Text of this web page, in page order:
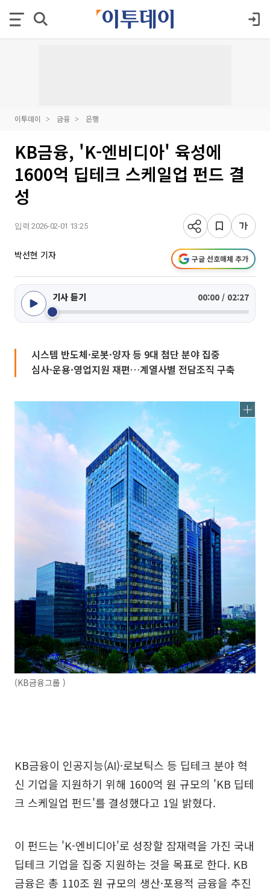
이투데이 금융 은행
KB금융, 'K-엔비디아' 육성에
1600억 딥테크 스케일업 펀드 결
성
입력 2026-02-01 13:25
박선현 기자 구글 선호매체 추가
기사 듣기 00:00 / 02:27
시스템 반도체·로봇·양자 등 9대 첨단 분야 집중
심사·운용·영업지원 재편…계열사별 전담조직 구축
(KB금융그룹 )
KB금융이 인공지능(AI)·로보틱스 등 딥테크 분야 혁
신 기업을 지원하기 위해 1600억 원 규모의 'KB 딥테
크 스케일업 펀드'를 결성했다고 1일 밝혔다.
이 펀드는 'K-엔비디아'로 성장할 잠재력을 가진 국내
딥테크 기업을 집중 지원하는 것을 목표로 한다. KB
금융은 총 110조 원 규모의 생산·포용적 금융을 추진